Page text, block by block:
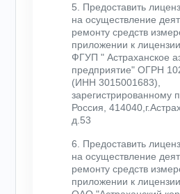
5. Предоставить
на осуществление
ремонту средств
приложении к
ФГУП " Астраханское
предприятие" ОГРН
(ИНН 3015001683),
зарегистрированному
Россия,
д.53
6. Предоставить
на осуществление
ремонту средств
приложении к